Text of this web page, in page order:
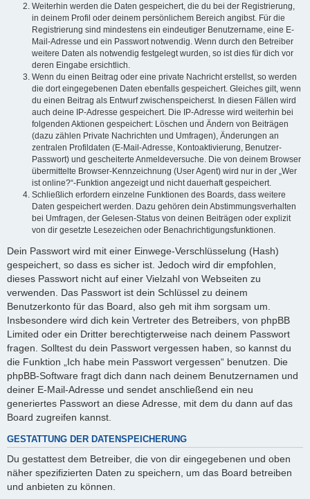
Weiterhin werden die Daten gespeichert, die du bei der Registrierung,
in deinem Profil oder deinem persönlichem Bereich angibst. Für die
Registrierung sind mindestens ein eindeutiger Benutzername, eine E-
Mail-Adresse und ein Passwort notwendig. Wenn durch den Betreiber
weitere Daten als notwendig festgelegt wurden, so ist dies für dich vor
deren Eingabe ersichtlich.
Wenn du einen Beitrag oder eine private Nachricht erstellst, so werden
die dort eingegebenen Daten ebenfalls gespeichert. Gleiches gilt, wenn
du einen Beitrag als Entwurf zwischenspeicherst. In diesen Fällen wird
auch deine IP-Adresse gespeichert. Die IP-Adresse wird weiterhin bei
folgenden Aktionen gespeichert: Löschen und Ändern von Beiträgen
(dazu zählen Private Nachrichten und Umfragen), Änderungen an
zentralen Profildaten (E-Mail-Adresse, Kontoaktivierung, Benutzer-
Passwort) und gescheiterte Anmeldeversuche. Die von deinem Browser
übermittelte Browser-Kennzeichnung (User Agent) wird nur in der „Wer
ist online?“-Funktion angezeigt und nicht dauerhaft gespeichert.
Schließlich erfordern einzelne Funktionen des Boards, dass weitere
Daten gespeichert werden. Dazu gehören dein Abstimmungsverhalten
bei Umfragen, der Gelesen-Status von deinen Beiträgen oder explizit
von dir gesetzte Lesezeichen oder Benachrichtigungsfunktionen.
Dein Passwort wird mit einer Einwege-Verschlüsselung (Hash)
gespeichert, so dass es sicher ist. Jedoch wird dir empfohlen,
dieses Passwort nicht auf einer Vielzahl von Webseiten zu
verwenden. Das Passwort ist dein Schlüssel zu deinem
Benutzerkonto für das Board, also geh mit ihm sorgsam um.
Insbesondere wird dich kein Vertreter des Betreibers, von phpBB
Limited oder ein Dritter berechtigterweise nach deinem Passwort
fragen. Solltest du dein Passwort vergessen haben, so kannst du
die Funktion „Ich habe mein Passwort vergessen“ benutzen. Die
phpBB-Software fragt dich dann nach deinem Benutzernamen und
deiner E-Mail-Adresse und sendet anschließend ein neu
generiertes Passwort an diese Adresse, mit dem du dann auf das
Board zugreifen kannst.
GESTATTUNG DER DATENSPEICHERUNG
Du gestattest dem Betreiber, die von dir eingegebenen und oben
näher spezifizierten Daten zu speichern, um das Board betreiben
und anbieten zu können.